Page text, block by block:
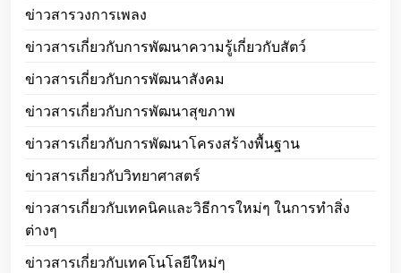
ข่าวสารวงการเพลง
ข่าวสารเกี่ยวกับการพัฒนาความรู้เกี่ยวกับสัตว์
ข่าวสารเกี่ยวกับการพัฒนาสังคม
ข่าวสารเกี่ยวกับการพัฒนาสุขภาพ
ข่าวสารเกี่ยวกับการพัฒนาโครงสร้างพื้นฐาน
ข่าวสารเกี่ยวกับวิทยาศาสตร์
ข่าวสารเกี่ยวกับเทคนิคและวิธีการใหม่ๆ ในการทำสิ่ง
ต่างๆ
ข่าวสารเกี่ยวกับเทคโนโลยีใหม่ๆ